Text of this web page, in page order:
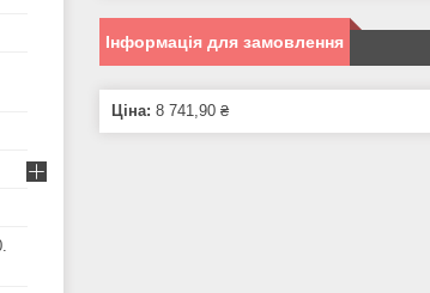
Інформація для замовлення
Ціна: 8 741,90 ₴